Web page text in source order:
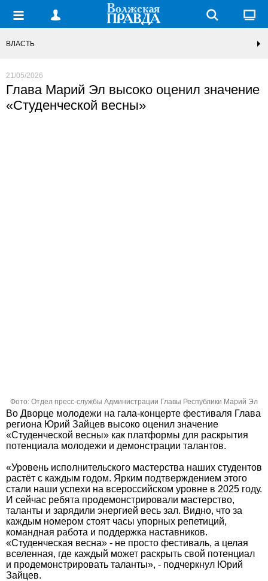
ВЛАСТЬ
21/05/2026
Глава Марий Эл высоко оценил значение
«Студенческой весны»
Фото: Отдел пресс-службы Администрации Главы Республики Марий Эл
Во Дворце молодежи на гала-концерте фестиваля Глава
региона Юрий Зайцев высоко оценил значение
«Студенческой весны» как платформы для раскрытия
потенциала молодежи и демонстрации талантов.
«Уровень исполнительского мастерства наших студентов
растёт с каждым годом. Ярким подтверждением этого
стали наши успехи на всероссийском уровне в 2025 году.
И сейчас ребята продемонстрировали мастерство,
таланты и зарядили энергией весь зал. Видно, что за
каждым номером стоят часы упорных репетиций,
командная работа и поддержка наставников.
«Студенческая весна» - не просто фестиваль, а целая
вселенная, где каждый может раскрыть свой потенциал
и продемонстрировать таланты», - подчеркнул Юрий
Зайцев.